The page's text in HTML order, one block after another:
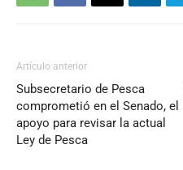
Artículo anterior
Subsecretario de Pesca
comprometió en el Senado, el
apoyo para revisar la actual
Ley de Pesca